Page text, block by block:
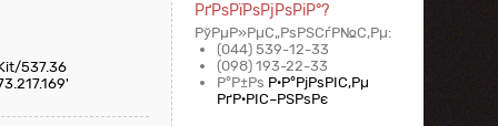
537.36
РґРѕРїРѕРјРѕРіР°?
РўРµР»РµС„РѕРЅСѓР№С‚Рµ:
(044) 539-12-33
(098) 193-22-33
Р°Р±Рѕ Р·Р°РјРѕРІС‚Рµ
РґР·РІС–РЅРѕРє